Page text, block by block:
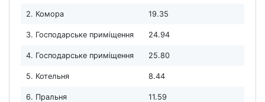
2. Комора 19.35
3. Господарське приміщення 24.94
4. Господарське приміщення 25.80
5. Котельня 8.44
6. Пральня 11.59